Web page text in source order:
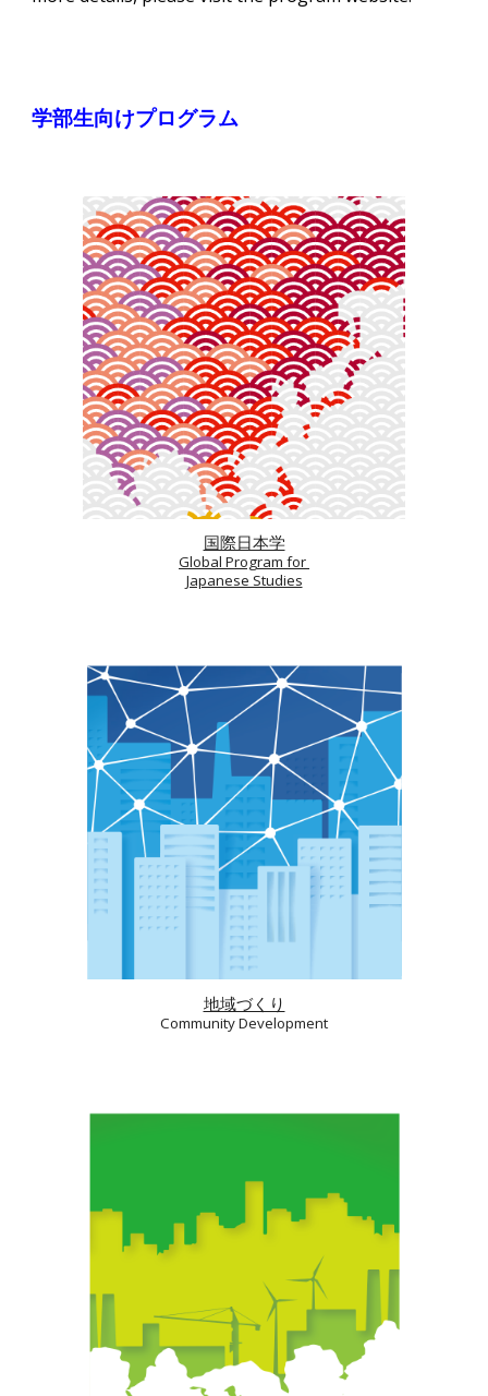
学部生向けプログラム
国際日本学
Global Program for
Japanese Studies
地域づくり
Community Development